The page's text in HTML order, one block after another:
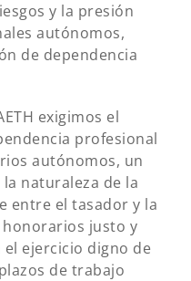
y la presión
autónomos,
de dependencia
exigimos el
profesional
autónomos, un
naturaleza de la
entre el tasador y la
honorarios justo y
ejercicio digno de
de trabajo